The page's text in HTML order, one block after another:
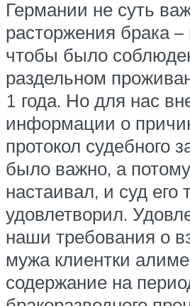
Германии не суть
расторжения брака –
чтобы было
раздельном
1 года. Но для нас
информации о
протокол судебного
было важно, а
настаивал, и суд его
удовлетворил.
наши требования о
мужа клиентки
содержание на